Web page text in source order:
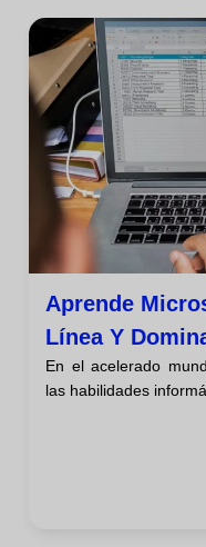
Aprende
Línea Y
Cálculo Y
En el acelerado
las habilidades